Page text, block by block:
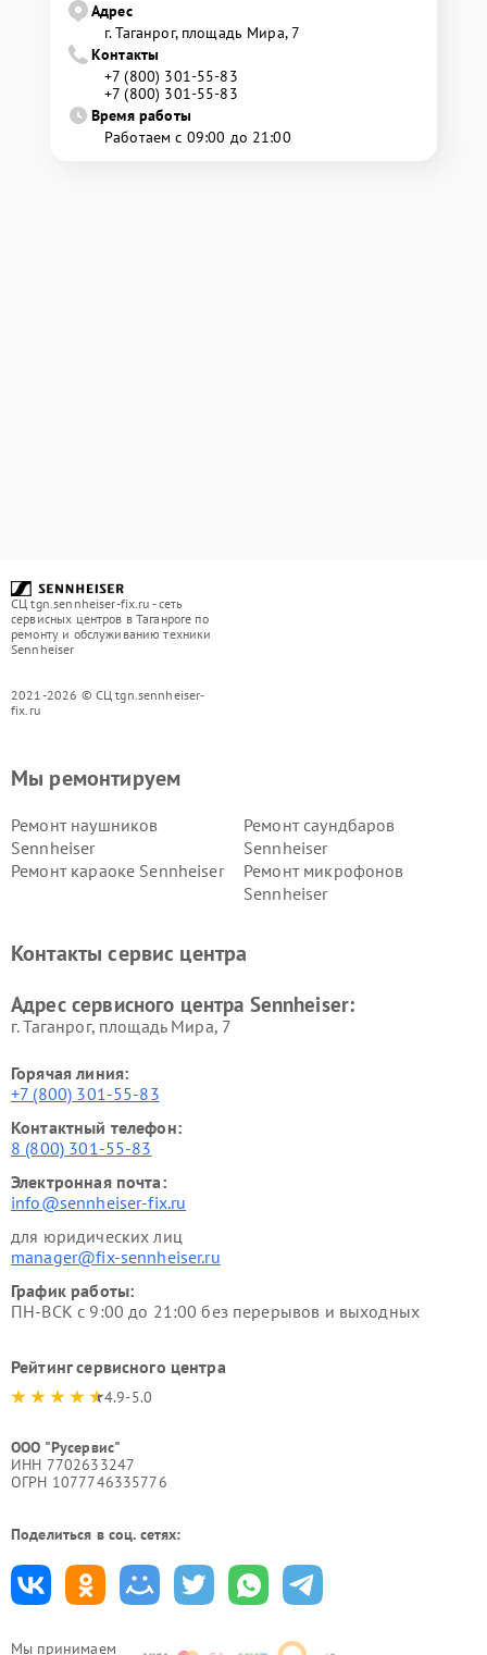
Адрес
г. Таганрог, площадь Мира, 7
Контакты
+7 (800) 301-55-83
+7 (800) 301-55-83
Время работы
Работаем с 09:00 до 21:00
СЦ tgn.sennheiser-fix.ru - сеть
сервисных центров в Таганроге по
ремонту и обслуживанию техники
Sennheiser
2021-2026 © СЦ tgn.sennheiser-
fix.ru
Мы принимаем
Мы ремонтируем
Ремонт наушников
Sennheiser
Ремонт саундбаров
Sennheiser
Ремонт караоке Sennheiser
Ремонт микрофонов
Sennheiser
Контакты сервис центра
Адрес сервисного центра Sennheiser:
г. Таганрог, площадь Мира, 7
Горячая линия:
+7 (800) 301-55-83
Контактный телефон:
8 (800) 301-55-83
Электронная почта:
info@sennheiser-fix.ru
для юридических лиц
manager@fix-sennheiser.ru
График работы:
ПН-ВСК с 9:00 до 21:00 без перерывов и выходных
Рейтинг сервисного центра
4.9-5.0
ООО "Русервис"
ИНН 7702633247
ОГРН 1077746335776
Поделиться в соц. сетях: